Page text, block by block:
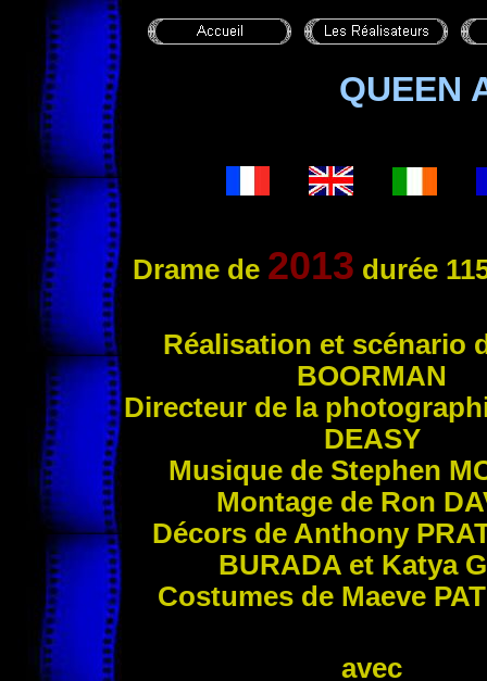
QUEEN
Drame de 2013 durée
Réalisation et scénario
BOORMAN
Directeur de la
DEASY
Musique de Stephen
Montage de Ron
Décors de Anthony
BURADAet Katya
Costumes de Maeve
avec